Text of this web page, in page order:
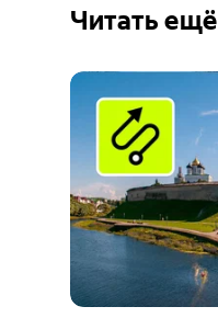
Читать ещё